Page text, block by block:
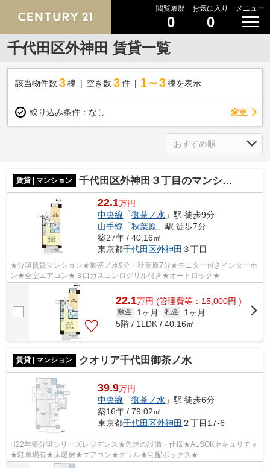
閲覧履歴
0
お気に入り
0
メニュー
千代田区外神田 賃貸一覧
該当物件数 3棟 空き数 3 件 1～3 棟を表示
絞り込み条件： なし 変更
賃貸 | マンション 千代田区外神田３丁目のマンション
22.1万円
中央線 「御茶ノ水 」駅 徒歩9分
山手線 「秋葉原 」駅 徒歩7分
築27年 / 40.16㎡
東京都千代田区外神田 ３丁目
★分譲賃貸マンション★御茶ノ水9分・秋葉原7分★モニター付きインターホ
ン★全室エアコン★３口ガスコンログリル付き★オートロック★
22.1万円 (管理費等：15,000円 )
敷金 1ヶ月 礼金
1ヶ月
5階 / 1LDK / 40.16㎡
賃貸 | マンション クオリア千代田御茶ノ水
39.9万円
中央線 「御茶ノ水 」駅 徒歩6分
築16年 / 79.02㎡
東京都千代田区外神田 ２丁目17-6
H22年築分譲シリーズレジデンス★先進の設備・仕様★ALSOKセキュリティ
★駐車場有★床暖房★エアコン★グリル★宅配ボックス★